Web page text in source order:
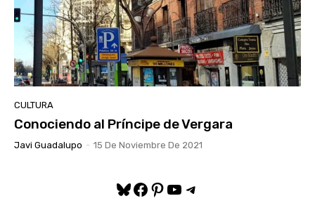
CULTURA
Conociendo al Príncipe de Vergara
Javi Guadalupo - 15 De Noviembre De 2021
Bluesky
Facebook
Pinterest
YouTube
Telegram